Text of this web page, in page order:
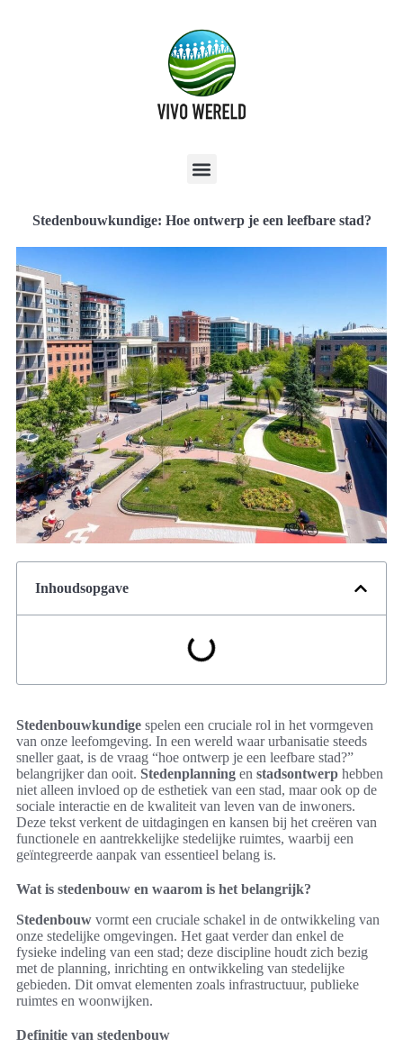
Stedenbouwkundige: Hoe ontwerp je een leefbare stad?
Inhoudsopgave
Stedenbouwkundige spelen een cruciale rol in het vormgeven
van onze leefomgeving. In een wereld waar urbanisatie steeds
sneller gaat, is de vraag “hoe ontwerp je een leefbare stad?”
belangrijker dan ooit. Stedenplanning en stadsontwerp hebben
niet alleen invloed op de esthetiek van een stad, maar ook op de
sociale interactie en de kwaliteit van leven van de inwoners.
Deze tekst verkent de uitdagingen en kansen bij het creëren van
functionele en aantrekkelijke stedelijke ruimtes, waarbij een
geïntegreerde aanpak van essentieel belang is.
Wat is stedenbouw en waarom is het belangrijk?
Stedenbouw vormt een cruciale schakel in de ontwikkeling van
onze stedelijke omgevingen. Het gaat verder dan enkel de
fysieke indeling van een stad; deze discipline houdt zich bezig
met de planning, inrichting en ontwikkeling van stedelijke
gebieden. Dit omvat elementen zoals infrastructuur, publieke
ruimtes en woonwijken.
Definitie van stedenbouw